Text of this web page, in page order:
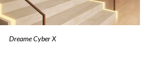
Dreame Cyber X